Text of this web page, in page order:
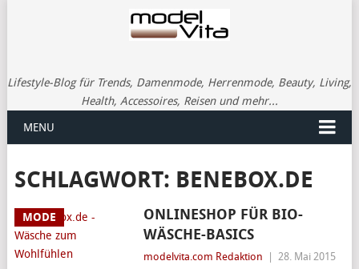
Lifestyle-Blog für Trends, Damenmode, Herrenmode, Beauty, Living,
Health, Accessoires, Reisen und mehr...
MENU
SCHLAGWORT: BENEBOX.DE
MODE
ONLINESHOP FÜR BIO-
WÄSCHE-BASICS
modelvita.com Redaktion 28. Mai 2015